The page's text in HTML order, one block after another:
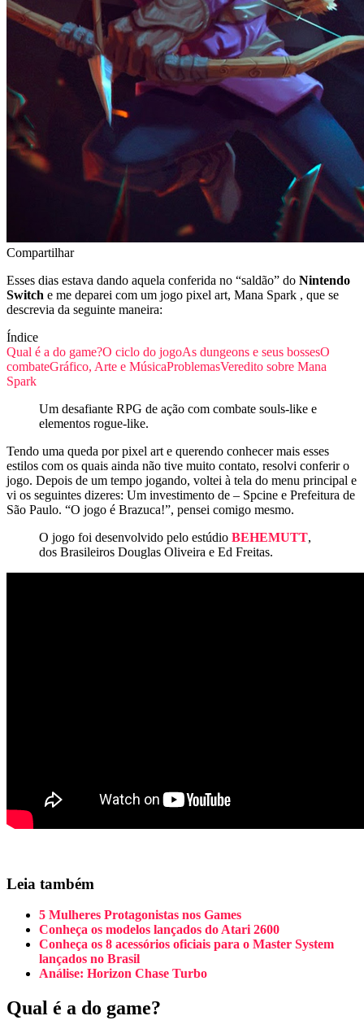
Compartilhar
Esses dias estava dando aquela conferida no “saldão” do Nintendo
Switch e me deparei com um jogo pixel art, Mana Spark , que se
descrevia da seguinte maneira:
Índice
Qual é a do game?O ciclo do jogoAs dungeons e seus bossesO
combateGráfico, Arte e MúsicaProblemasVeredito sobre Mana
Spark
Um desafiante RPG de ação com combate souls-like e
elementos rogue-like.
Tendo uma queda por pixel art e querendo conhecer mais esses
estilos com os quais ainda não tive muito contato, resolvi conferir o
jogo. Depois de um tempo jogando, voltei à tela do menu principal e
vi os seguintes dizeres: Um investimento de – Spcine e Prefeitura de
São Paulo. “O jogo é Brazuca!”, pensei comigo mesmo.
O jogo foi desenvolvido pelo estúdio BEHEMUTT,
dos Brasileiros Douglas Oliveira e Ed Freitas.
Leia também
5 Mulheres Protagonistas nos Games
Conheça os modelos lançados do Atari 2600
Conheça os 8 acessórios oficiais para o Master System
lançados no Brasil
Análise: Horizon Chase Turbo
Qual é a do game?